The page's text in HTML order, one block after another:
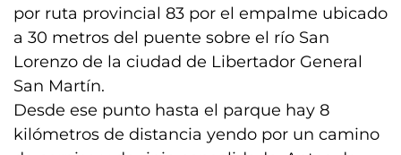
por ruta provincial 83 por el empalme ubicado
a 30 metros del puente sobre el río San
Lorenzo de la ciudad de Libertador General
San Martín.
Desde ese punto hasta el parque hay 8
kilómetros de distancia yendo por un camino